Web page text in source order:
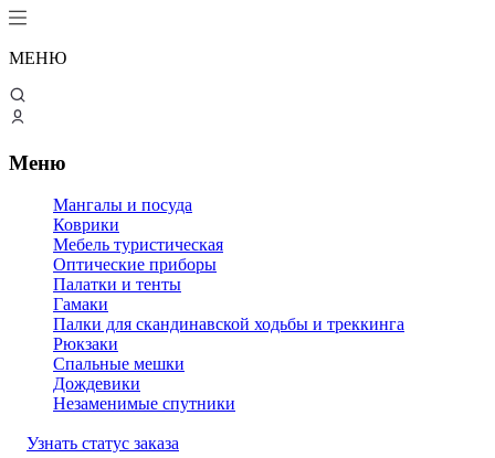
МЕНЮ
Меню
Мангалы и посуда
Коврики
Мебель туристическая
Оптические приборы
Палатки и тенты
Гамаки
Палки для скандинавской ходьбы и треккинга
Рюкзаки
Спальные мешки
Дождевики
Незаменимые спутники
Узнать статус заказа